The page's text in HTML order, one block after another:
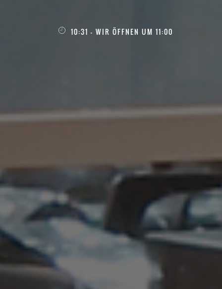
10:31 - WIR ÖFFNEN UM 11:00